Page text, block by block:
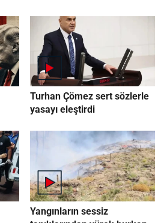
Turhan Çömez sert sözlerle
yasayı eleştirdi
Yangınların sessiz